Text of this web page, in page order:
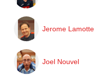
Jerome Lamotte
Joel Nouvel